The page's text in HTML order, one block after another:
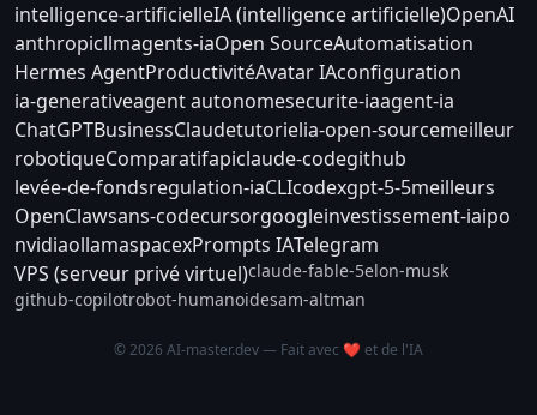
intelligence-artificielleIA (intelligence artificielle)OpenAI
anthropicllmagents-iaOpen SourceAutomatisation
Hermes AgentProductivitéAvatar IAconfiguration
ia-generativeagent autonomesecurite-iaagent-ia
ChatGPTBusinessClaudetutorielia-open-sourcemeilleur
robotiqueComparatifapiclaude-codegithub
levée-de-fondsregulation-iaCLIcodexgpt-5-5meilleurs
OpenClawsans-codecursorgoogleinvestissement-iaipo
nvidiaollamaspacexPrompts IATelegram
VPS (serveur privé virtuel)claude-fable-5elon-musk
github-copilotrobot-humanoidesam-altman
© 2026 AI-master.dev — Fait avec ❤️ et de l'IA